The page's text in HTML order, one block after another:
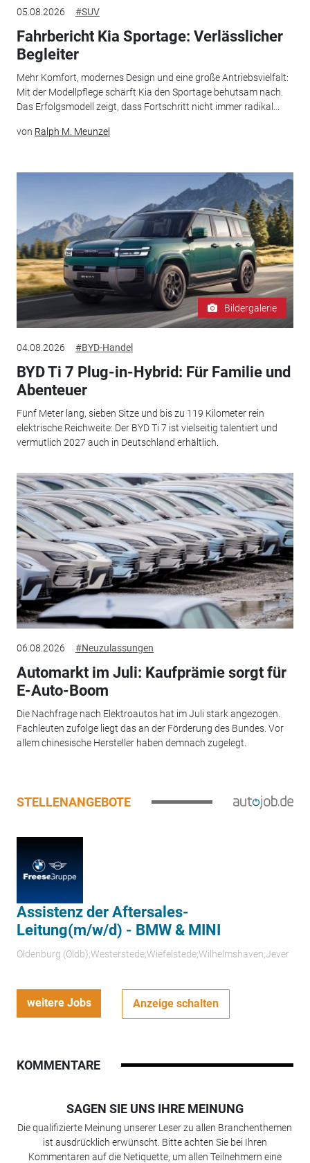
05.08.2026 #SUV
Fahrbericht Kia Sportage: Verlässlicher
Begleiter
Mehr Komfort, modernes Design und eine große Antriebsvielfalt:
Mit der Modellpflege schärft Kia den Sportage behutsam nach.
Das Erfolgsmodell zeigt, dass Fortschritt nicht immer radikal...
von Ralph M. Meunzel
Bildergalerie
04.08.2026 #BYD-Handel
BYD Ti 7 Plug-in-Hybrid: Für Familie und
Abenteuer
Fünf Meter lang, sieben Sitze und bis zu 119 Kilometer rein
elektrische Reichweite: Der BYD Ti 7 ist vielseitig talentiert und
vermutlich 2027 auch in Deutschland erhältlich.
06.08.2026 #Neuzulassungen
Automarkt im Juli: Kaufprämie sorgt für
E-Auto-Boom
Die Nachfrage nach Elektroautos hat im Juli stark angezogen.
Fachleuten zufolge liegt das an der Förderung des Bundes. Vor
allem chinesische Hersteller haben demnach zugelegt.
STELLENANGEBOTE
Assistenz der Aftersales-
Leitung(m/w/d) - BMW & MINI
Oldenburg (Oldb);Westerstede;Wiefelstede;Wilhelmshaven;Jever
weitere Jobs Anzeige schalten
KOMMENTARE
SAGEN SIE UNS IHRE MEINUNG
Die qualifizierte Meinung unserer Leser zu allen Branchenthemen
ist ausdrücklich erwünscht. Bitte achten Sie bei Ihren
Kommentaren auf die Netiquette, um allen Teilnehmern eine